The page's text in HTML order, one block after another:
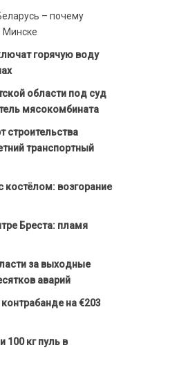
– почему
Минске
горячую воду
области под суд
мясокомбината
строительства
транспортный
возгорание
Бреста: пламя
за выходные
аварий
на €203
кг пуль в